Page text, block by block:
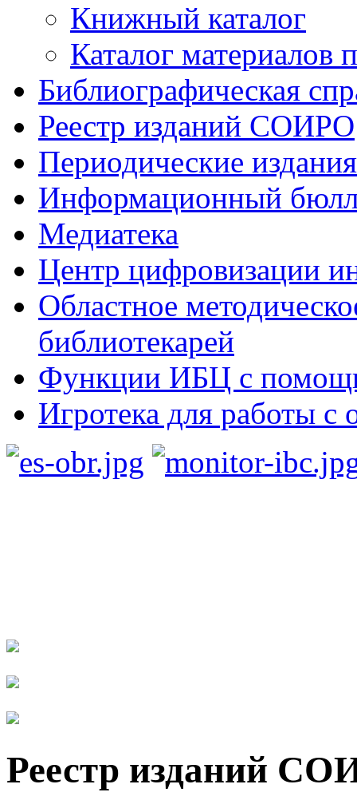
Книжный каталог
Каталог материалов
Библиографическая
Реестр изданий СОИРО
Периодические
Информационный
Медиатека
Центр цифровизации
Областное
библиотекарей
Функции ИБЦ с
Игротека для работы
Реестр изданий